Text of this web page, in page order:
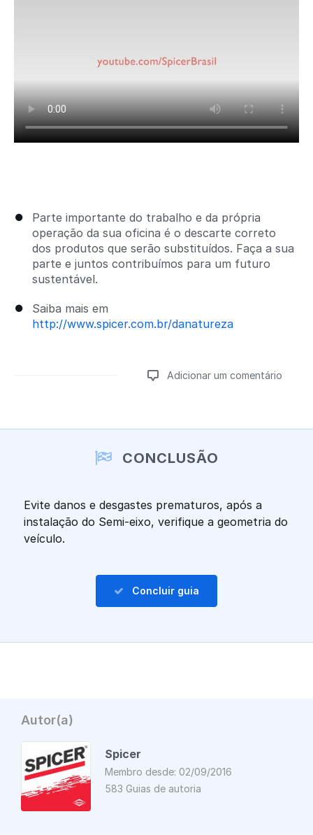
Parte importante do trabalho e da própria
operação da sua oficina é o descarte correto
dos produtos que serão substituídos. Faça a sua
parte e juntos contribuímos para um futuro
sustentável.
Saiba mais em
http://www.spicer.com.br/danatureza
Adicionar um comentário
CONCLUSÃO
Evite danos e desgastes prematuros, após a
instalação do Semi-eixo, verifique a geometria do
veículo.
Concluir guia
Autor(a)
Spicer
Membro desde: 02/09/2016
583 Guias de autoria